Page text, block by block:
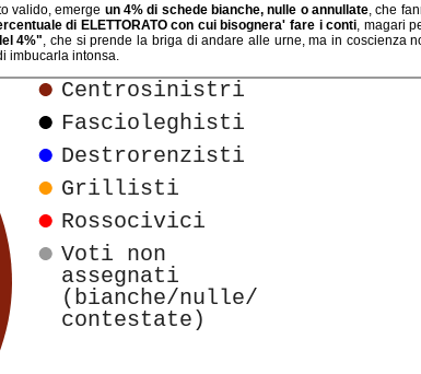
valido, emerge un 4% di schede bianche, nulle o annullate, che
di ELETTORATO con cui bisognera' fare i conti, magari
4%", che si prende la briga di andare alle urne, ma in coscienza
imbucarla intonsa.